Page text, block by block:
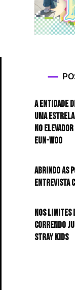
A entidade
uma
no
EUN-WOO
Abrindo as
Entrevista
Nos limites
correndo
Stray Kids